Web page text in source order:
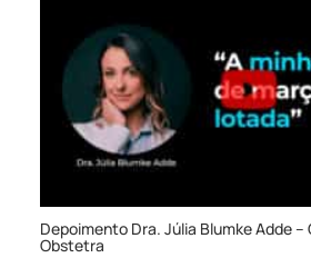
Depoimento Dra. Júlia Blumke Adde
Obstetra